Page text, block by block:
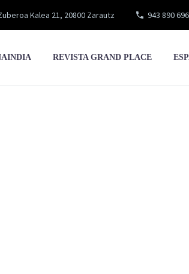
Kalea 21, 20800 Zarautz 943 890 696
REVISTA GRAND PLACE